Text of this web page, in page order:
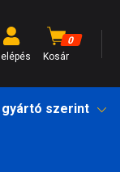
0
Kosár
szerint